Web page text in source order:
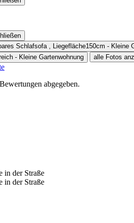
alle Fotos
abgegeben.
in der Straße
in der Straße